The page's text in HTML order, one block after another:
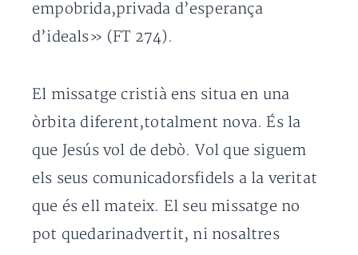
empobrida,privada d’esperança
d’ideals» (FT 274).
El missatge cristià ens situa en una
òrbita diferent,totalment nova. És la
que Jesús vol de debò. Vol que siguem
els seus comunicadorsfidels a la veritat
que és ell mateix. El seu missatge no
pot quedarinadvertit, ni nosaltres